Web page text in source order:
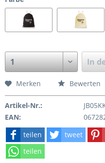
In
Merken Bewerten
Artikel-Nr.:
EAN:
teilen
tweet
teilen